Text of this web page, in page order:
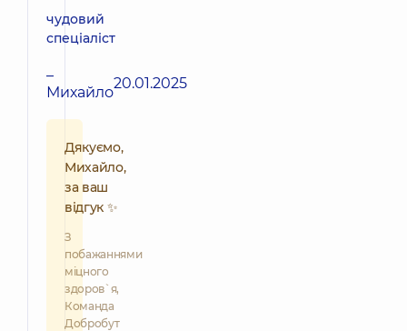
чудовий
спеціаліст
–
Михайло20.01.2025
Дякуємо,
Михайло,
за ваш
відгук ✨
З
побажаннями
міцного
здоров`я,
Команда
Добробут